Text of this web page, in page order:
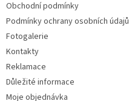
Obchodní podmínky
Podmínky ochrany osobních údajů
Fotogalerie
Kontakty
Reklamace
Důležité informace
Moje objednávka